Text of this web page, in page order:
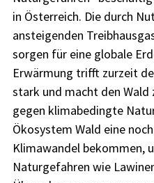
in Österreich. Die durch
ansteigenden
sorgen für eine globale
Erwärmung trifft zurzeit
stark und macht den
gegen klimabedingte
Ökosystem Wald eine
Klimawandel bekommen,
Naturgefahren wie